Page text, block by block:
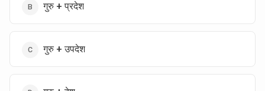
गुरु + प्रदेश
गुरु + उपदेश